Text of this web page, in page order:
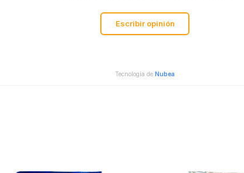
Escribir opinión
Tecnología de Nubea